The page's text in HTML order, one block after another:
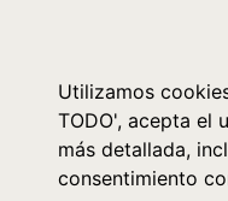
Utilizamos
TODO', acepta el
más detallada,
consentimiento